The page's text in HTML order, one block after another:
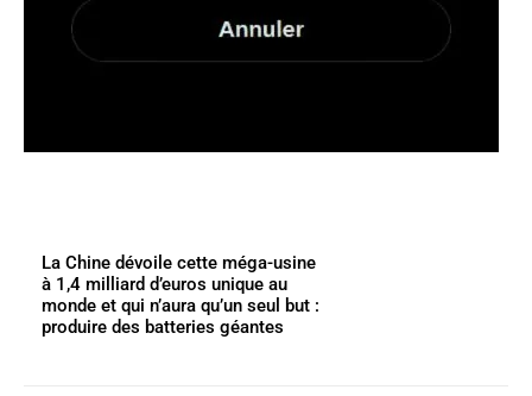
La Chine dévoile cette méga-usine
à 1,4 milliard d’euros unique au
monde et qui n’aura qu’un seul but :
produire des batteries géantes